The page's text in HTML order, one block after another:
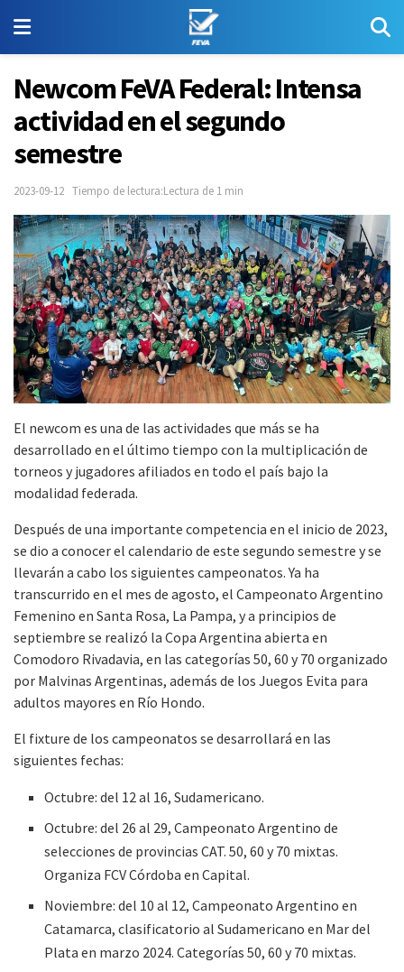
Newcom FeVA Federal: Intensa
actividad en el segundo
semestre
2023-09-12 Tiempo de lectura:Lectura de 1 min
El newcom es una de las actividades que más se ha
desarrollado en el último tiempo con la multiplicación de
torneos y jugadores afiliados en todo el país bajo la
modalidad federada.
Después de una importante competencia en el inicio de 2023,
se dio a conocer el calendario de este segundo semestre y se
llevarán a cabo los siguientes campeonatos. Ya ha
transcurrido en el mes de agosto, el Campeonato Argentino
Femenino en Santa Rosa, La Pampa, y a principios de
septiembre se realizó la Copa Argentina abierta en
Comodoro Rivadavia, en las categorías 50, 60 y 70 organizado
por Malvinas Argentinas, además de los Juegos Evita para
adultos mayores en Río Hondo.
El fixture de los campeonatos se desarrollará en las
siguientes fechas:
Octubre: del 12 al 16, Sudamericano.
Octubre: del 26 al 29, Campeonato Argentino de
selecciones de provincias CAT. 50, 60 y 70 mixtas.
Organiza FCV Córdoba en Capital.
Noviembre: del 10 al 12, Campeonato Argentino en
Catamarca, clasificatorio al Sudamericano en Mar del
Plata en marzo 2024. Categorías 50, 60 y 70 mixtas.